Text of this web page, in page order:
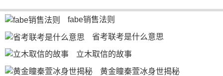
fabe销售法则
省考联考是什么意思
立木取信的故事
黄金瞳秦萱冰身世揭秘